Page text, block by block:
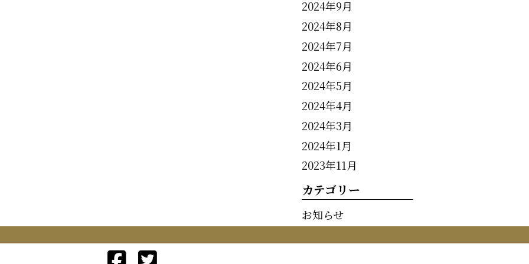
2024年9月
2024年8月
2024年7月
2024年6月
2024年5月
2024年4月
2024年3月
2024年1月
2023年11月
カテゴリー
お知らせ